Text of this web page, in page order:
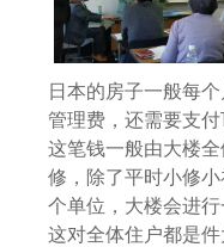
日本的房子一般每
管理费，还需要支付
这笔钱一般由大楼
修，除了平时小修
个单位，大楼会进行
这对全体住户都是